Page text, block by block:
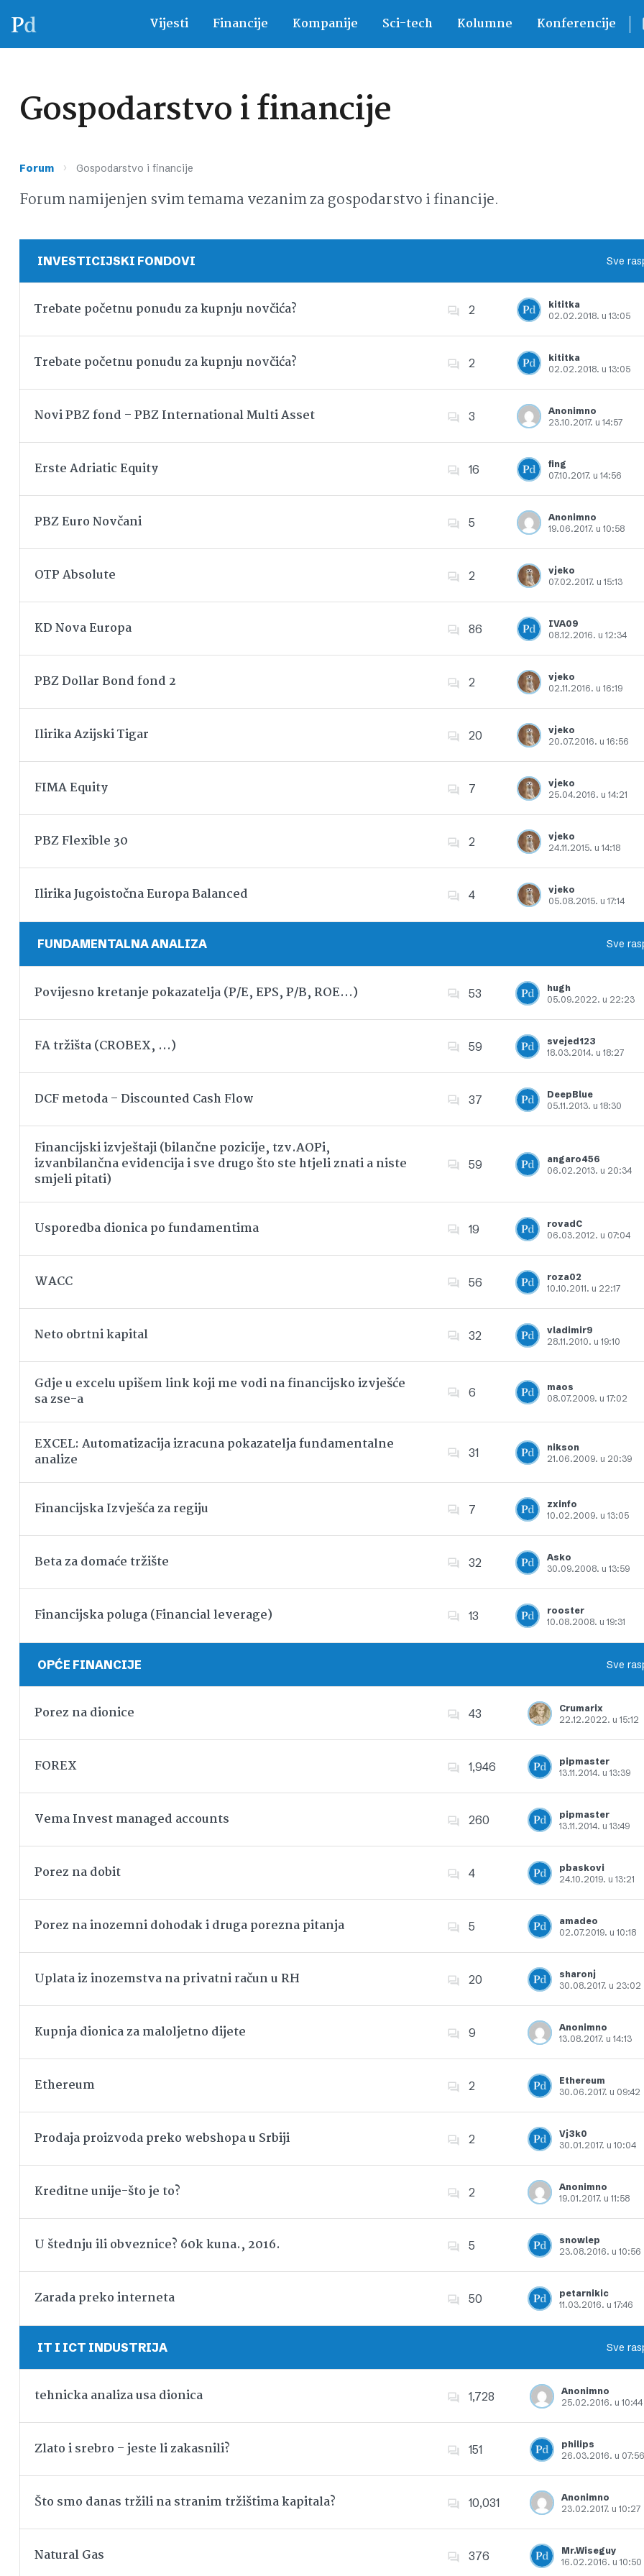
Vijesti Financije Kompanije Sci-tech Kolumne Konferencije
Gospodarstvo i financije
Forum › Gospodarstvo i financije
Forum namijenjen svim temama vezanim za gospodarstvo i financije.
INVESTICIJSKI FONDOVI Sve
Trebate početnu ponudu za kupnju novčića? 2
kititka
02.02.2018. u 13:05
Dodajte u favorite
Trebate početnu ponudu za kupnju novčića? 2
kititka
02.02.2018. u 13:05
Dodajte u favorite
Novi PBZ fond – PBZ International Multi Asset 3
Anonimno
23.10.2017. u 14:57
Dodajte u favorite
Erste Adriatic Equity 16
fing
07.10.2017. u 14:56
Dodajte u favorite
PBZ Euro Novčani 5
Anonimno
19.06.2017. u 10:58
Dodajte u favorite
OTP Absolute 2
vjeko
07.02.2017. u 15:13
Dodajte u favorite
KD Nova Europa 86
IVA09
08.12.2016. u 12:34
Dodajte u favorite
PBZ Dollar Bond fond 2 2
vjeko
02.11.2016. u 16:19
Dodajte u favorite
Ilirika Azijski Tigar 20
vjeko
20.07.2016. u 16:56
Dodajte u favorite
FIMA Equity 7
vjeko
25.04.2016. u 14:21
Dodajte u favorite
PBZ Flexible 30 2
vjeko
24.11.2015. u 14:18
Dodajte u favorite
Ilirika Jugoistočna Europa Balanced 4
vjeko
05.08.2015. u 17:14
Dodajte u favorite
FUNDAMENTALNA ANALIZA Sve
Povijesno kretanje pokazatelja (P/E, EPS, P/B, ROE…) 53
hugh
05.09.2022. u 22:23
Dodajte u favorite
FA tržišta (CROBEX, …) 59
svejed123
18.03.2014. u 18:27
Dodajte u favorite
DCF metoda – Discounted Cash Flow 37
DeepBlue
05.11.2013. u 18:30
Financijski izvještaji (bilančne pozicije, tzv.AOPi,
izvanbilančna evidencija i sve drugo što ste htjeli znati a niste
smjeli pitati)
59
angaro456
06.02.2013. u 20:34
Usporedba dionica po fundamentima 19
rovadC
06.03.2012. u 07:04
Dodajte u favorite
WACC 56
roza02
10.10.2011. u 22:17
Dodajte u favorite
Neto obrtni kapital 32
vladimir9
28.11.2010. u 19:10
Gdje u excelu upišem link koji me vodi na financijsko izvješće
sa zse-a
6
maos
08.07.2009. u 17:02
EXCEL: Automatizacija izracuna pokazatelja fundamentalne
analize
31
nikson
21.06.2009. u 20:39
Financijska Izvješća za regiju 7
zxinfo
10.02.2009. u 13:05
Dodajte u favorite
Beta za domaće tržište 32
Asko
30.09.2008. u 13:59
Dodajte u favorite
Financijska poluga (Financial leverage) 13
rooster
10.08.2008. u 19:31
Dodajte u favorite
OPĆE FINANCIJE Sve
Porez na dionice 43
Crumarix
22.12.2022. u 15:12
Dodajte u favorite
FOREX 1,946
pipmaster
13.11.2014. u 13:39
Dodajte u favorite
Vema Invest managed accounts 260
pipmaster
13.11.2014. u 13:49
Dodajte u favorite
Porez na dobit 4
pbaskovi
24.10.2019. u 13:21
Dodajte u favorite
Porez na inozemni dohodak i druga porezna pitanja 5
amadeo
02.07.2019. u 10:18
Dodajte u favorite
Uplata iz inozemstva na privatni račun u RH 20
sharonj
30.08.2017. u 23:02
Dodajte u favorite
Kupnja dionica za maloljetno dijete 9
Anonimno
13.08.2017. u 14:13
Dodajte u favorite
Ethereum 2
Ethereum
30.06.2017. u 09:42
Dodajte u favorite
Prodaja proizvoda preko webshopa u Srbiji 2
Vj3k0
30.01.2017. u 10:04
Dodajte u favorite
Kreditne unije-što je to? 2
Anonimno
19.01.2017. u 11:58
Dodajte u favorite
U štednju ili obveznice? 60k kuna., 2016. 5
snowlep
23.08.2016. u 10:56
Dodajte u favorite
Zarada preko interneta 50
petarnikic
11.03.2016. u 17:46
Dodajte u favorite
IT I ICT INDUSTRIJA Sve
tehnicka analiza usa dionica 1,728
Anonimno
25.02.2016. u 10:44
Dodajte u favorite
Zlato i srebro – jeste li zakasnili? 151
philips
26.03.2016. u 07:56
Dodajte u favorite
Što smo danas tržili na stranim tržištima kapitala? 10,031
Anonimno
23.02.2017. u 10:27
Dodajte u favorite
Natural Gas 376
Mr.Wiseguy
16.02.2016. u 10:50